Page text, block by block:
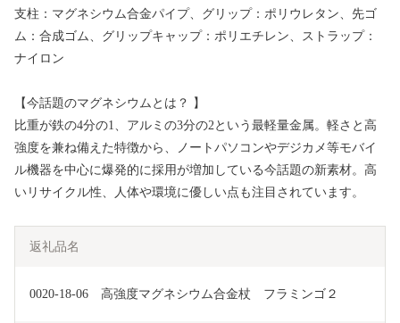
支柱：マグネシウム合金パイプ、グリップ：ポリウレタン、先ゴ
ム：合成ゴム、グリップキャップ：ポリエチレン、ストラップ：
ナイロン
【今話題のマグネシウムとは？ 】
比重が鉄の4分の1、アルミの3分の2という最軽量金属。軽さと高
強度を兼ね備えた特徴から、ノートパソコンやデジカメ等モバイ
ル機器を中心に爆発的に採用が増加している今話題の新素材。高
いリサイクル性、人体や環境に優しい点も注目されています。
返礼品名
0020-18-06　高強度マグネシウム合金杖　フラミンゴ２